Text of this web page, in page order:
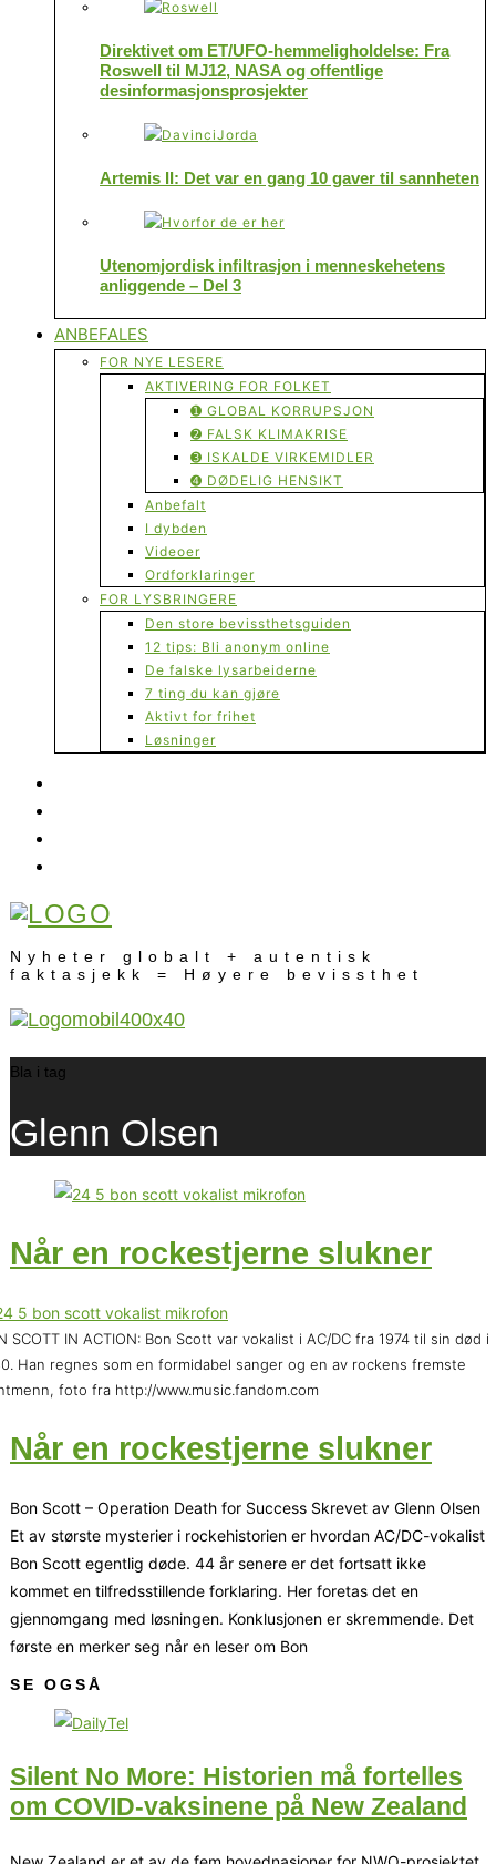
Direktivet om ET/UFO-hemmeligholdelse: Fra
Roswell til MJ12, NASA og offentlige
desinformasjonsprosjekter
Artemis II: Det var en gang 10 gaver til sannheten
Utenomjordisk infiltrasjon i menneskehetens
anliggende – Del 3
ANBEFALES
FOR NYE LESERE
AKTIVERING FOR FOLKET
➊ GLOBAL KORRUPSJON
➋ FALSK KLIMAKRISE
➌ ISKALDE VIRKEMIDLER
➍ DØDELIG HENSIKT
Anbefalt
I dybden
Videoer
Ordforklaringer
FOR LYSBRINGERE
Den store bevissthetsguiden
12 tips: Bli anonym online
De falske lysarbeiderne
7 ting du kan gjøre
Aktivt for frihet
Løsninger
Nyheter globalt + autentisk
faktasjekk = Høyere bevissthet
Bla i tag
Glenn Olsen
Når en rockestjerne slukner
SCOTT IN ACTION: Bon Scott var vokalist i AC/DC fra 1974 til sin død i
Han regnes som en formidabel sanger og en av rockens fremste
foto fra http://www.music.fandom.com
Når en rockestjerne slukner
Bon Scott – Operation Death for Success Skrevet av Glenn Olsen
Et av største mysterier i rockehistorien er hvordan AC/DC-vokalist
Bon Scott egentlig døde. 44 år senere er det fortsatt ikke
kommet en tilfredsstillende forklaring. Her foretas det en
gjennomgang med løsningen. Konklusjonen er skremmende. Det
første en merker seg når en leser om Bon
SE OGSÅ
Silent No More: Historien må fortelles
om COVID-vaksinene på New Zealand